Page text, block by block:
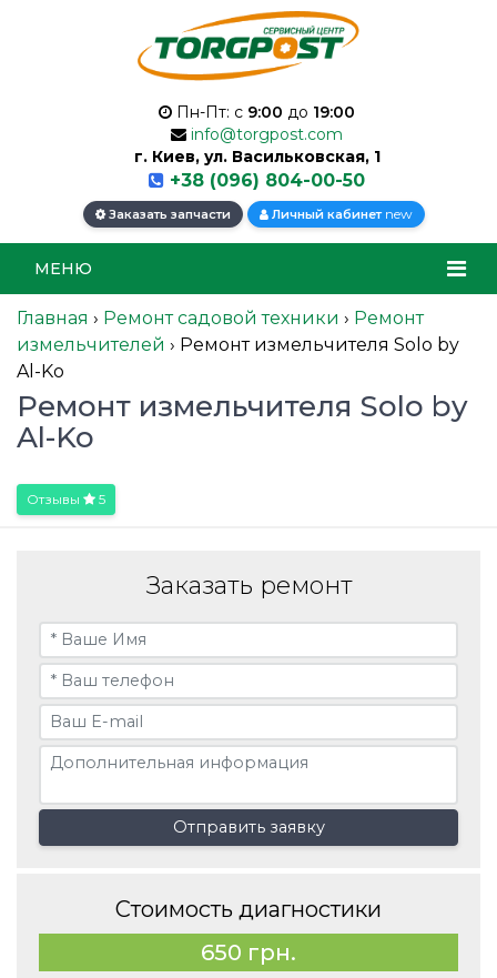
Пн-Пт: с 9:00 до 19:00
info@torgpost.com
г. Киев, ул. Васильковская, 1
+38 (096) 804-00-50
Заказать запчасти Личный кабинет new
МЕНЮ
Главная › Ремонт садовой техники › Ремонт
измельчителей › Ремонт измельчителя Solo by
Al-Ko
Ремонт измельчителя Solo by
Al-Ko
Отзывы 5
Заказать ремонт
Отправить заявку
Стоимость диагностики
650 грн.